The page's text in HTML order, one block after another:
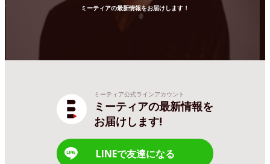
ミーティアの最新情報をお届けします！
ミーティア公式ラインアカウント
ミーティアの最新情報を
お届けします!
LINEで友達になる